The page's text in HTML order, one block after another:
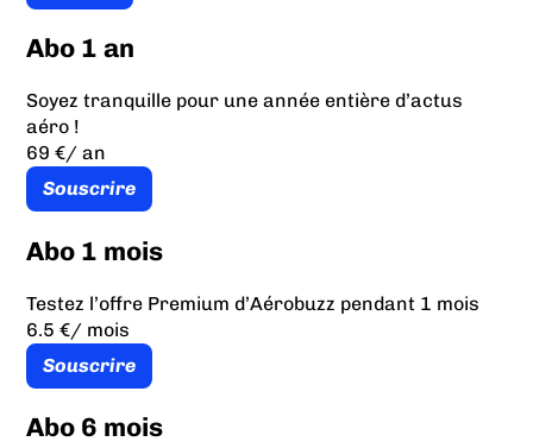
Abo 1 an
Soyez tranquille pour une année entière d’actus
aéro !
69 €/ an
Souscrire
Abo 1 mois
Testez l’offre Premium d’Aérobuzz pendant 1 mois
6.5 €/ mois
Souscrire
Abo 6 mois